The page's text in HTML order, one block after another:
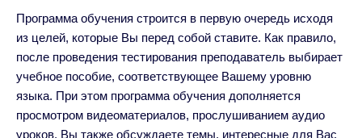
Программа обучения строится в первую очередь исходя
из целей, которые Вы перед собой ставите. Как правило,
после проведения тестирования преподаватель выбирает
учебное пособие, соответствующее Вашему уровню
языка. При этом программа обучения дополняется
просмотром видеоматериалов, прослушиванием аудио
уроков. Вы также обсуждаете темы, интересные для Вас